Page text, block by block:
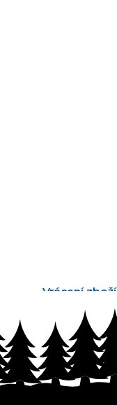
Vrácení zboží